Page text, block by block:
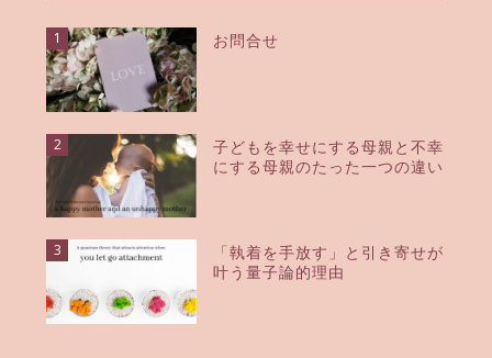
1 お問合せ
2
子どもを幸せにする母親と不幸
にする母親のたった一つの違い
3
「執着を手放す」と引き寄せが
叶う量子論的理由